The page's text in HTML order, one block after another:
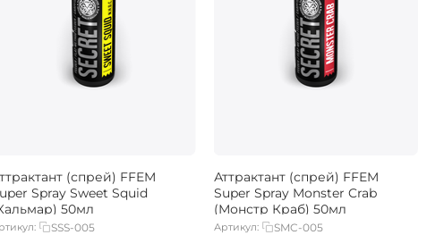
(спрей) FFEM
Spray Sweet Squid
50мл
SSS-005
Аттрактант (спрей) FFEM
Super Spray Monster Crab
(Монстр Краб) 50мл
Артикул: SMC-005